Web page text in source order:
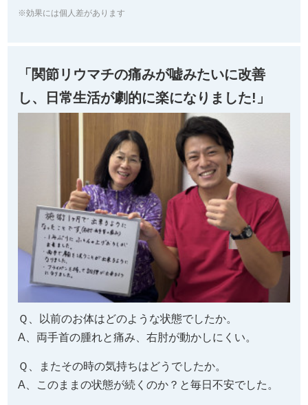
※効果には個人差があります
「関節リウマチの痛みが嘘みたいに改善
し、日常生活が劇的に楽になりました!」
Ｑ、以前のお体はどのような状態でしたか。
A、両手首の腫れと痛み、右肘が動かしにくい。
Ｑ、またその時の気持ちはどうでしたか。
A、このままの状態が続くのか？と毎日不安でした。